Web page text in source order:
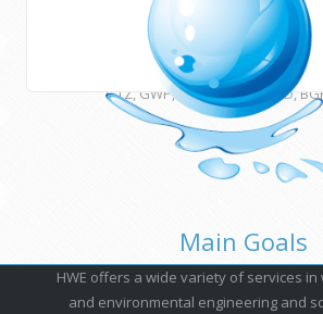
HWE works closely with Newcastle
many other international institutions and
such as UNESCO, ESCWA, CEDARE, UNU,
GTZ, GWP, EUWI, JICA, ACSAD,
Main Goals
HWE offers a wide variety of services
and environmental engineering and